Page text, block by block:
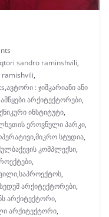
sandro raminshvili,
,
,ავტორი : ჯიშკარიანი ანი
არქიტექტორები,
ინსტიტუტი,
ეროვნული პარკი,
,მიკრო სტუდია,
კომპლექსი,
,
,საპროექტოს,
სედუმ არქიტექტორები,
არქიტექტორი,
არქიტექტორი,